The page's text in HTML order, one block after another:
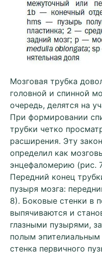
Мозговая трубка
головной и спинной
очередь, делятся на
При формировании
трубки четко
расширения. Эту
определил как
энцефаломерию (рис.
Передний конец
пузыря мозга:
8). Боковые стенки в
выпячиваются и
глазными пузырями,
полым
стенка первичного